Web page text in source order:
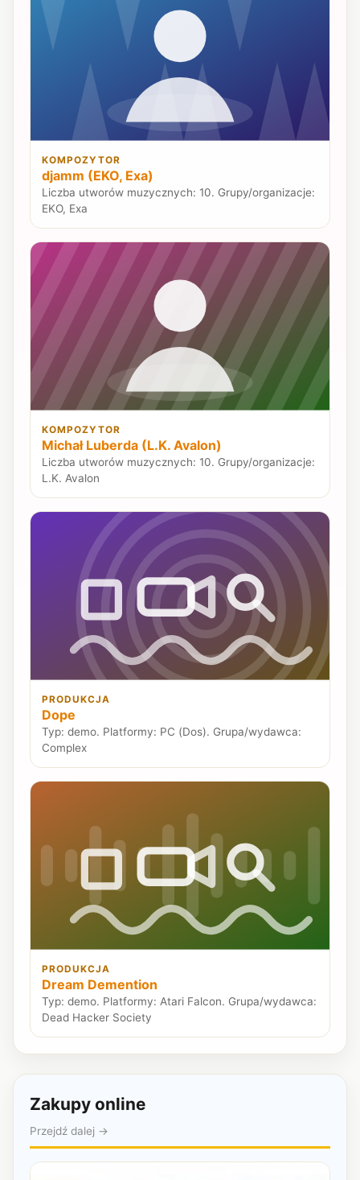
KOMPOZYTOR
djamm (EKO, Exa)
Liczba utworów muzycznych: 10. Grupy/organizacje:
EKO, Exa
KOMPOZYTOR
Michał Luberda (L.K. Avalon)
Liczba utworów muzycznych: 10. Grupy/organizacje:
L.K. Avalon
PRODUKCJA
Dope
Typ: demo. Platformy: PC (Dos). Grupa/wydawca:
Complex
PRODUKCJA
Dream Demention
Typ: demo. Platformy: Atari Falcon. Grupa/wydawca:
Dead Hacker Society
Zakupy online
Przejdź dalej →